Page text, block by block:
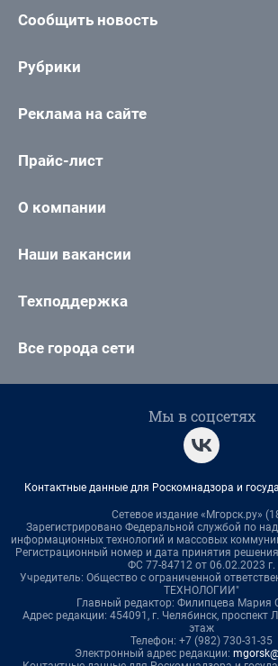
Сообщить новость
Рубрики
Реклама на сайте
Прайс-лист
О компании
Наши вакансии
Техподдержка
Все города сети
Мы в соцсетях
Контактные данные для Роскомнадзора и
Сетевое издание «Мгорск.ру»
Зарегистрировано Федеральной службой по
информационных технологий и массовых
Регистрационный номер и дата принятия
ФС 77-84712 от 06.02.2023 г.
Учредитель: Общество с ограниченной
ТЕХНОЛОГИИ"
Главный редактор: Филипцева Мария
Адрес редакции: 454091, г. Челябинск, проспект
этаж
Телефон: +7 (982) 730-31-35
Электронный адрес редакции: